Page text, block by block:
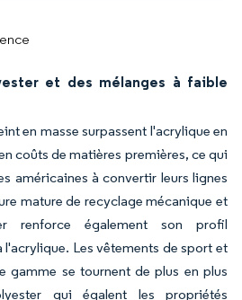
et des mélanges à faible
en masse surpassent l'acrylique en
coûts de matières premières, ce qui
américaines à convertir leurs lignes
mature de recyclage mécanique et
renforce également son profil
Les vêtements de sport et
gamme se tournent de plus en plus
qui égalent les propriétés